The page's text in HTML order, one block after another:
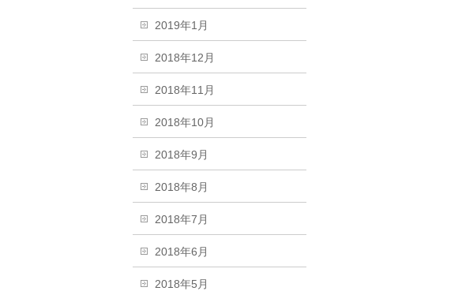
2019年1月
2018年12月
2018年11月
2018年10月
2018年9月
2018年8月
2018年7月
2018年6月
2018年5月